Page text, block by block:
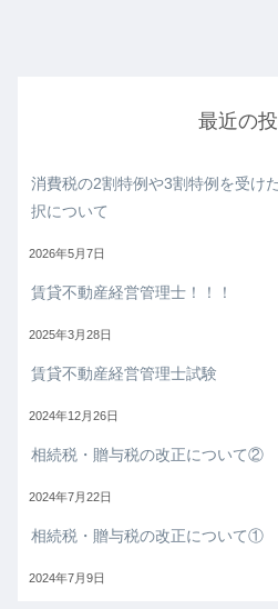
最近の
消費税の2割特例や3割特例を受け
択について
2026年5月7日
賃貸不動産経営管理士！！！
2025年3月28日
賃貸不動産経営管理士試験
2024年12月26日
相続税・贈与税の改正について②
2024年7月22日
相続税・贈与税の改正について①
2024年7月9日